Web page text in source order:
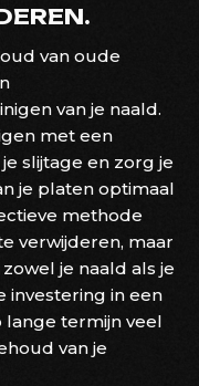
van oude
van je naald.
met een
slijtage en zorg je
je platen optimaal
methode
verwijderen, maar
je naald als je
investering in een
termijn veel
van je